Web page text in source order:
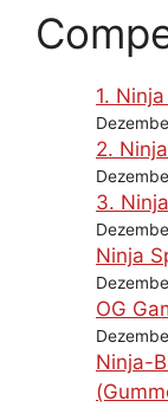
1.
2.
3.
Ninja
OG
Ninja-